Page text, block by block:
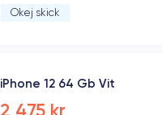
Okej skick
iPhone 12 64 Gb Vit
2 475 kr